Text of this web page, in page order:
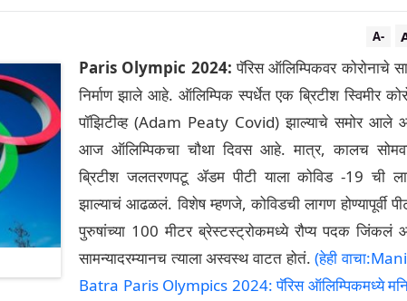
A-
Paris Olympic 2024: पॅरिस ऑलिम्पिकवर कोरोनाचे
निर्माण झाले आहे. ऑलिम्पिक स्पर्धेत एक ब्रिटीश स्विमीर
पॉझिटीव्ह (Adam Peaty Covid) झाल्याचे समोर आले
आज ऑलिम्पिकचा चौथा दिवस आहे. मात्र, कालच
ब्रिटीश जलतरणपटू ॲडम पीटी याला कोविड -19 ची
झाल्याचं आढळलं. विशेष म्हणजे, कोविडची लागण होण्यापूर्वी
पुरुषांच्या 100 मीटर ब्रेस्टस्ट्रोकमध्ये रौप्य पदक जिंकलं
सामन्यादरम्यानच त्याला अस्वस्थ वाटत होतं. (हेही
Batra Paris Olympics 2024: पॅरिस ऑलिम्पिकमध्ये